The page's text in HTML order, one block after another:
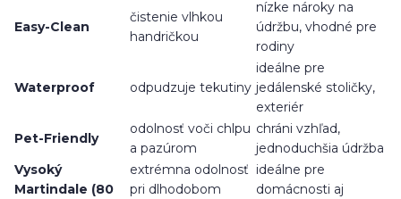
Easy-Clean
čistenie vlhkou
handričkou
nízke nároky na
údržbu, vhodné pre
rodiny
Waterproof odpudzuje tekutiny
ideálne pre
jedálenské stoličky,
exteriér
Pet-Friendly
odolnosť voči chlpu
a pazúrom
chráni vzhľad,
jednoduchšia údržba
Vysoký
Martindale (80
extrémna odolnosť
pri dlhodobom
ideálne pre
domácnosti aj